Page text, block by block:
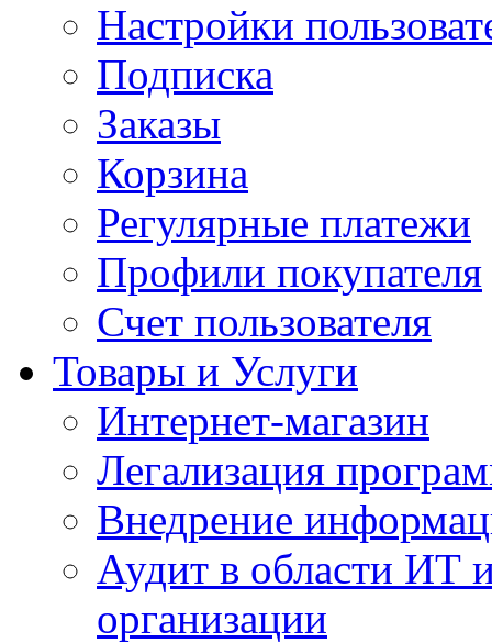
Настройки
Подписка
Заказы
Корзина
Регулярные платежи
Профили покупателя
Счет пользователя
Товары и Услуги
Интернет-магазин
Легализация
Внедрение
Аудит в области ИТ
организации